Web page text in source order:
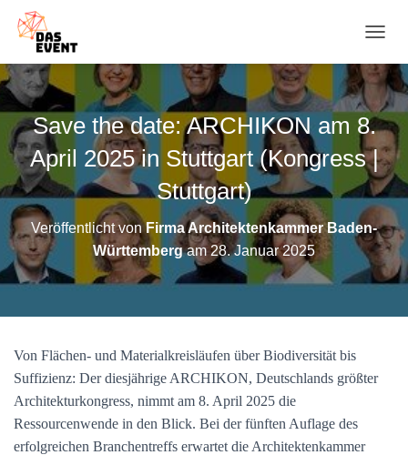
A
V
G
A
T
I
O
N
M
S
H
N
Save the date: ARCHIKON am 8.
April 2025 in Stuttgart (Kongress |
Stuttgart)
Veröffentlicht vonFirma Architektenkammer Baden-
Württembergam28. Januar 2025
Von Flächen- und Materialkreisläufen über Biodiversität bis
Suffizienz: Der diesjährige ARCHIKON, Deutschlands größter
Architekturkongress, nimmt am 8. April 2025 die
Ressourcenwende in den Blick. Bei der fünften Auflage des
erfolgreichen Branchentreffs erwartet die Architektenkammer